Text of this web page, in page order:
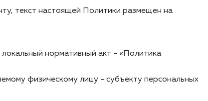
текст настоящей Политики размещен на
нормативный акт - «Политика
физическому лицу - субъекту персональных